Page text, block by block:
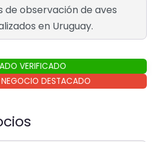
de observación de aves
en Uruguay.
VERIFICADO
NEGOCIO DESTACADO